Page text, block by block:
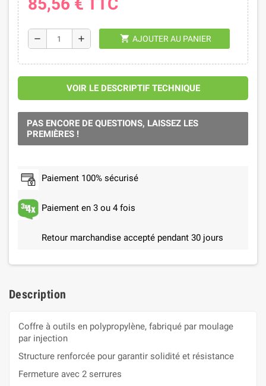
85,56 € TTC
remove add shopping_cart AJOUTER AU PANIER
VOIR LE DESCRIPTIF TECHNIQUE
PAS ENCORE DE QUESTIONS, LAISSEZ LES
PREMIÈRES !
Paiement 100% sécurisé
Paiement en 3 ou 4 fois
Retour marchandise accepté pendant 30 jours
Description
Coffre à outils en polypropylène, fabriqué par moulage
par injection
Structure renforcée pour garantir solidité et résistance
Fermeture avec 2 serrures